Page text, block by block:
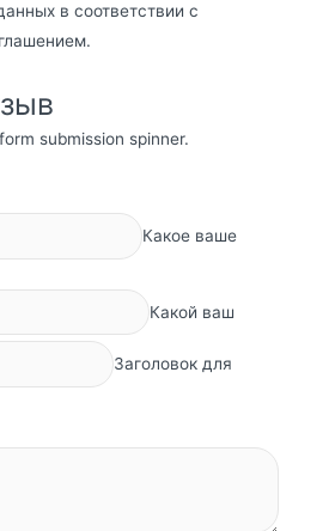
в соответствии с
.
Какое ваше
Какой ваш
Заголовок для